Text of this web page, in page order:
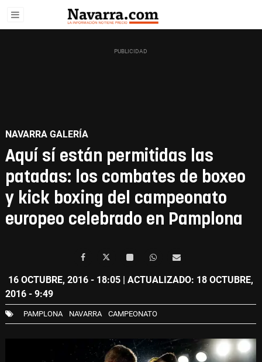
NAVARRA GALERÍA
Aquí sí están permitidas las
patadas: los combates de boxeo
y kick boxing del campeonato
europeo celebrado en Pamplona
16 OCTUBRE, 2016 - 18:05 | ACTUALIZADO: 18 OCTUBRE,
2016 - 9:49
PAMPLONA NAVARRA CAMPEONATO